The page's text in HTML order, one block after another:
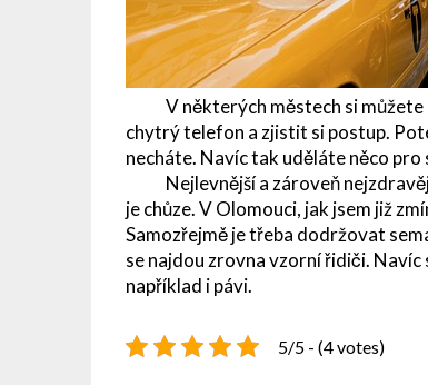
V některých městech si můžete
chytrý telefon a zjistit si postup.
necháte. Navíc tak uděláte něco
Nejlevnější a zároveň
je chůze. V Olomouci, jak jsem již
Samozřejmě je třeba dodržovat
se najdou zrovna vzorní řidiči.
například i pávi.
5/5 - (4 votes)